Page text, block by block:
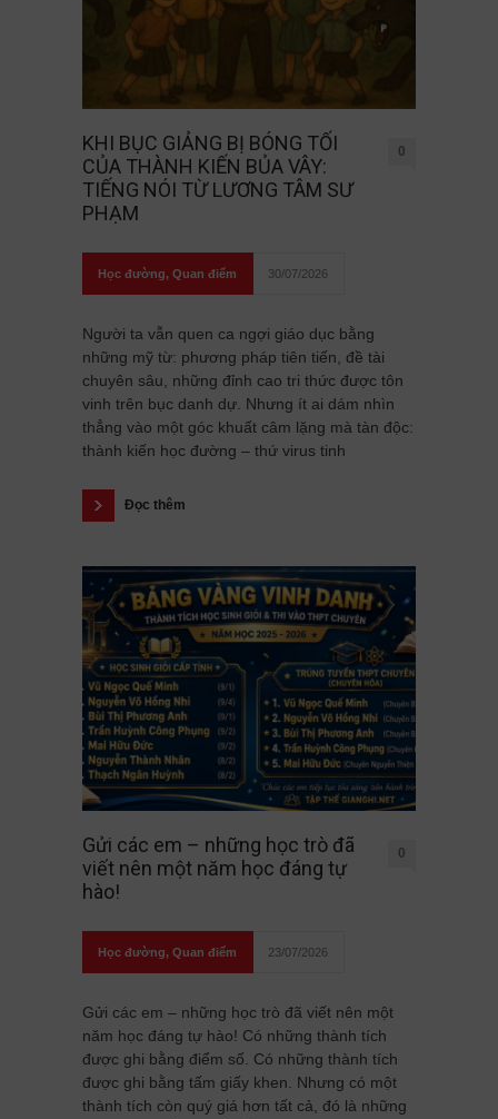
KHI BỤC GIẢNG BỊ BÓNG TỐI
CỦA THÀNH KIẾN BỦA VÂY:
TIẾNG NÓI TỪ LƯƠNG TÂM SƯ
PHẠM
0
Học đường, Quan điểm 30/07/2026
Người ta vẫn quen ca ngợi giáo dục bằng
những mỹ từ: phương pháp tiên tiến, đề tài
chuyên sâu, những đỉnh cao tri thức được tôn
vinh trên bục danh dự. Nhưng ít ai dám nhìn
thẳng vào một góc khuất câm lặng mà tàn độc:
thành kiến học đường – thứ virus tinh
Đọc thêm
Gửi các em – những học trò đã
viết nên một năm học đáng tự
hào!
0
Học đường, Quan điểm 23/07/2026
Gửi các em – những học trò đã viết nên một
năm học đáng tự hào! Có những thành tích
được ghi bằng điểm số. Có những thành tích
được ghi bằng tấm giấy khen. Nhưng có một
thành tích còn quý giá hơn tất cả, đó là những